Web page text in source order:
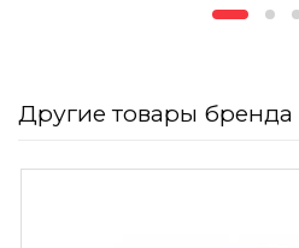
Другие товары бренда